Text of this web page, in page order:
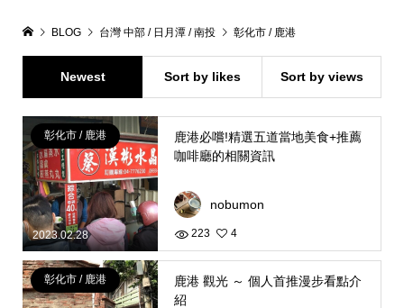
BLOG 台灣 中部 / 日月潭 / 南投 彰化市 / 鹿港
Newest Sort by likes Sort by views
2023.02.28
彰化市 / 鹿港
鹿港必嚐!精選五道當地美食+推薦
咖啡廳的相關資訊
nobumon
223 4
彰化市 / 鹿港
鹿港 觀光 ～ 個人首推漫步看點介
紹